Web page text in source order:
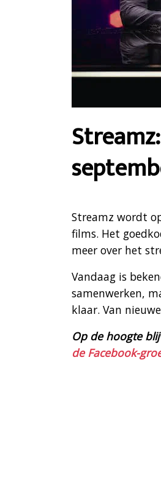
Streamz wordt
films. Het
meer over het
Vandaag is
samenwerken,
klaar. Van
Op de hoogte
de Facebook-